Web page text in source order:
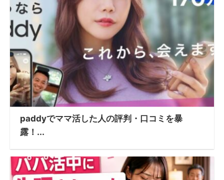
paddyでママ活した人の評判・口コミを暴
露！...